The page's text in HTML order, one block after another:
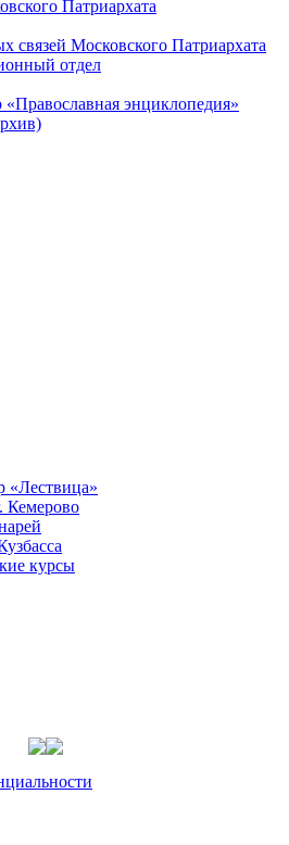
Патриархата
связей Московского Патриархата
отдел
энциклопедия»
«Лествица»
Кемерово
курсы